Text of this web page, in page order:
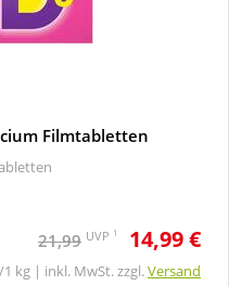
Filmtabletten
21,99 UVP 1 14,99 €
1 kg | inkl. MwSt. zzgl.Versand